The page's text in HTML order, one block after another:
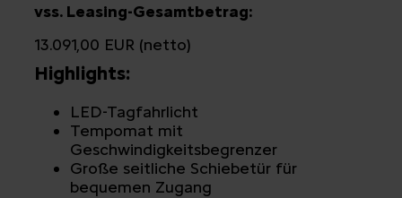
vss. Leasing-Gesamtbetrag:
13.091,00 EUR (netto)
Highlights:
LED-Tagfahrlicht
Tempomat mit
Geschwindigkeitsbegrenzer
Große seitliche Schiebetür für
bequemen Zugang